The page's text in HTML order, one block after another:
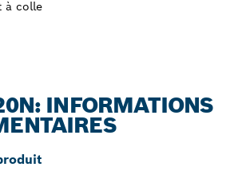
à colle
INFORMATIONS